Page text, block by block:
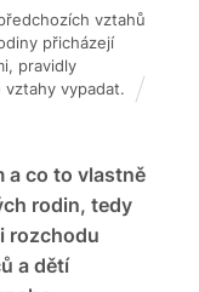
a co to vlastně
rodin, tedy
rozchodu
a dětí
vztahů
přicházejí
pravidly
vztahy vypadat.